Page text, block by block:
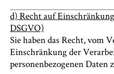
d) Recht auf
DSGVO)
Sie haben das Recht, vom
Einschränkung der
personenbezogenen Daten